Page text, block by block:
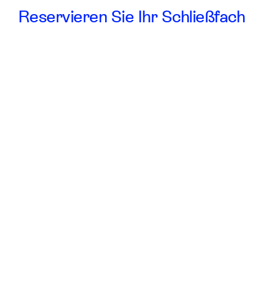
Reservieren Sie Ihr Schließfach